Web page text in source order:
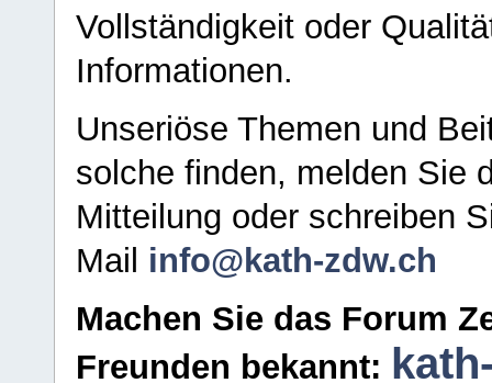
Vollständigkeit oder
Informationen.
Unseriöse Themen und
solche finden, melden Sie
Mitteilung oder schreiben
Mail info@kath-zdw.ch
Machen Sie das Forum
Freunden bekannt: